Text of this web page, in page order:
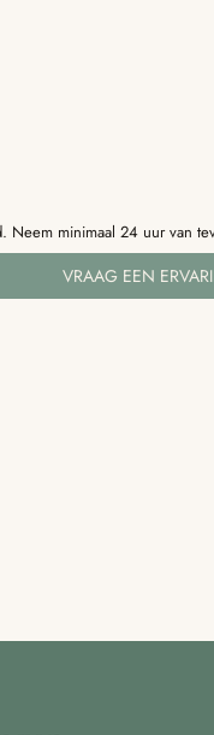
Neem minimaal 24 uur van
VRAAG EEN